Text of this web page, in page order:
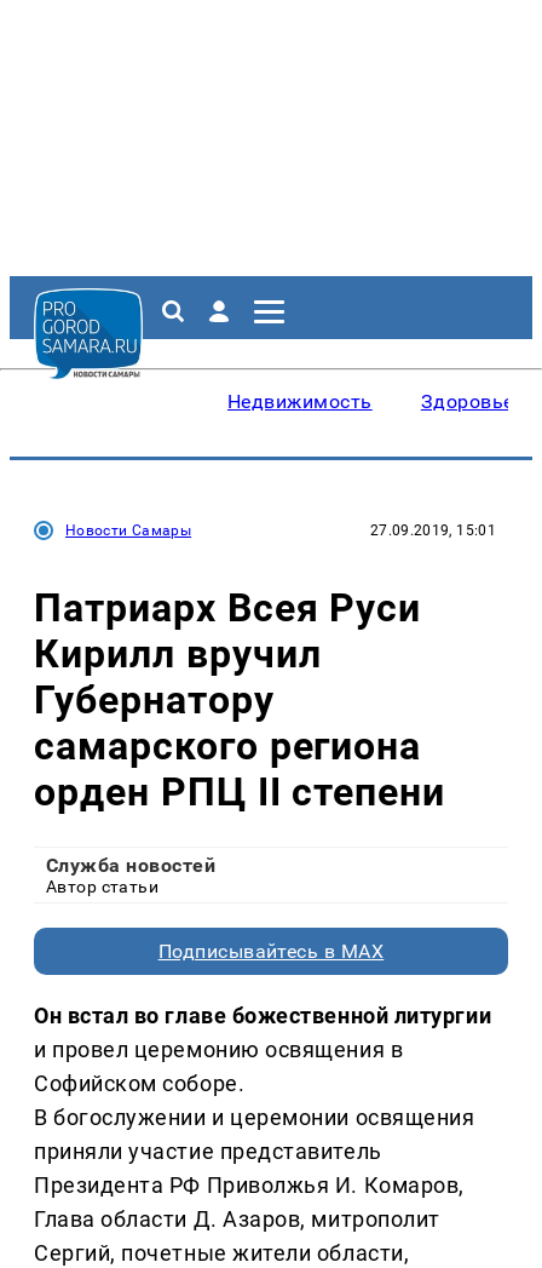
Недвижимость Здоровье
Новости Самары 27.09.2019, 15:01
Патриарх Всея Руси
Кирилл вручил
Губернатору
самарского региона
орден РПЦ II степени
Служба новостей
Автор статьи
Подписывайтесь в MAX
Он встал во главе божественной литургии
и провел церемонию освящения в
Софийском соборе.
В богослужении и церемонии освящения
приняли участие представитель
Президента РФ Приволжья И. Комаров,
Глава области Д. Азаров, митрополит
Сергий, почетные жители области,